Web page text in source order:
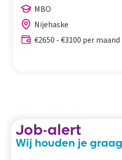
MBO
Nijehaske
€2650 - €3100 per maand
Job-alert
Wij houden je